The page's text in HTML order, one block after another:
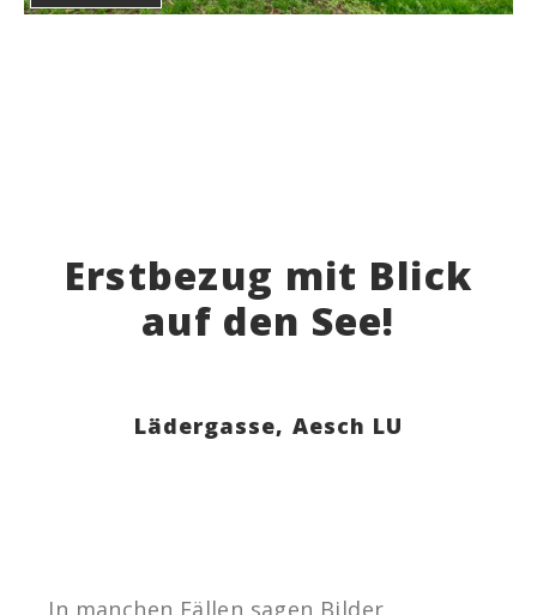
Erstbezug mit Blick
auf den See!
Lädergasse, Aesch LU
In manchen Fällen sagen Bilder